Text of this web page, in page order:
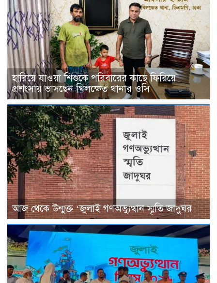
হারিয়ে যাওয়া শিশুকে পরিবারের কাছে ফিরিয়ে
প্রশংসায় ভাসছেন খিলক্ষেত থানার ওসি
আজ থেকে উন্মুক্ত ‘জুলাই গণঅভ্যুত্থান স্মৃতি জাদুঘর